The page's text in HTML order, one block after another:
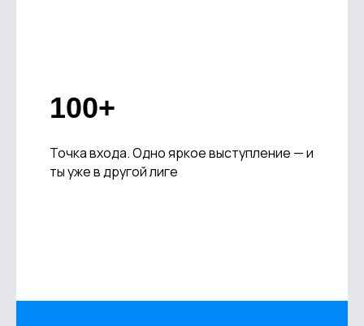
100+
Точка входа. Одно яркое выступление — и
ты уже в другой лиге